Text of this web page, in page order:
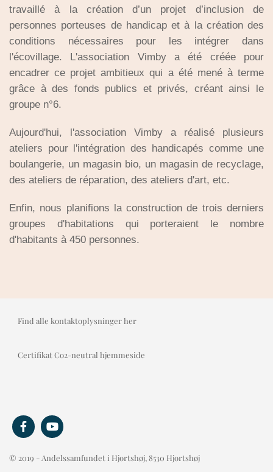
travaillé à la création d’un projet d’inclusion de
personnes porteuses de handicap et à la création des
conditions nécessaires pour les intégrer dans
l'écovillage. L'association Vimby a été créée pour
encadrer ce projet ambitieux qui a été mené à terme
grâce à des fonds publics et privés, créant ainsi le
groupe n°6.
Aujourd'hui, l'association Vimby a réalisé plusieurs
ateliers pour l'intégration des handicapés comme une
boulangerie, un magasin bio, un magasin de recyclage,
des ateliers de réparation, des ateliers d'art, etc.
Enfin, nous planifions la construction de trois derniers
groupes d'habitations qui porteraient le nombre
d'habitants à 450 personnes.
Find alle kontaktoplysninger her
Certifikat Co2-neutral hjemmeside
© 2019 - Andelssamfundet i Hjortshøj, 8530 Hjortshøj